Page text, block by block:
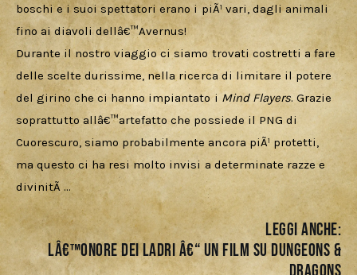
boschi e i suoi spettatori erano i piÃ¹ vari, dagli animali
fino ai diavoli dellâ€™Avernus!
Durante il nostro viaggio ci siamo trovati costretti a fare
delle scelte durissime, nella ricerca di limitare il potere
del girino che ci hanno impiantato i Mind Flayers. Grazie
soprattutto allâ€™artefatto che possiede il PNG di
Cuorescuro, siamo probabilmente ancora piÃ¹ protetti,
ma questo ci ha resi molto invisi a determinate razze e
divinitÃ …
LEGGI ANCHE:
Lâ€™ONORE DEI LADRI â€“ UN FILM SU DUNGEONS &